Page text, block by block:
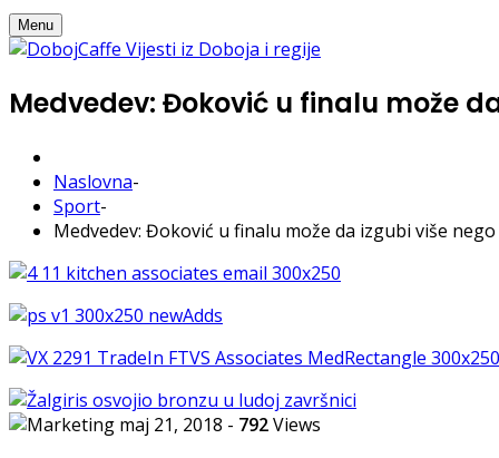
Menu
Medvedev: Đoković u finalu može
Naslovna-
Sport-
Medvedev: Đoković u finalu može da izgubi više nego
maj 21, 2018 - 792Views